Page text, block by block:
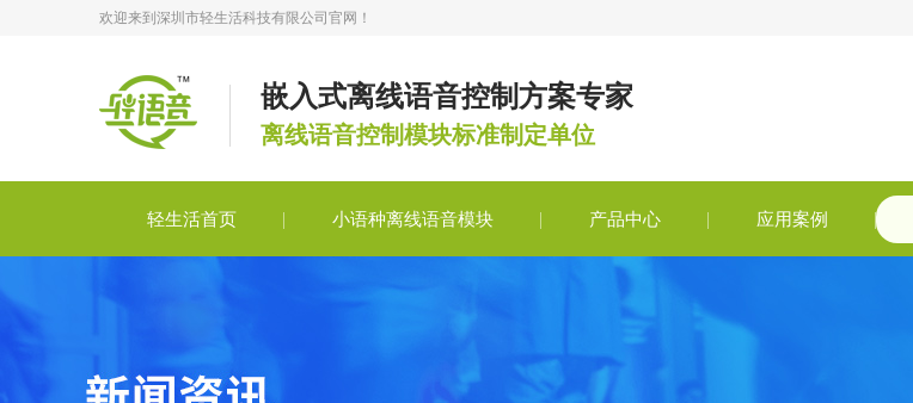
欢迎来到深圳市轻生活科技有限公司官网！
嵌入式离线语音控制方案专家
离线语音控制模块标准制定单位
轻生活首页 小语种离线语音模块 产品中心 应用案例